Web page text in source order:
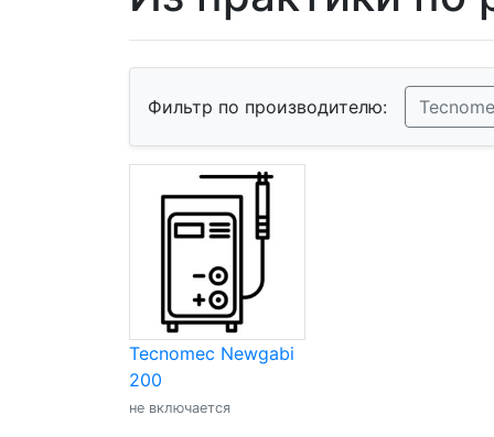
Фильтр по производителю:
Tecnomec Newgabi
200
не включается